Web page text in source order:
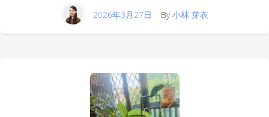
2026年3月27日 By小林 芽衣